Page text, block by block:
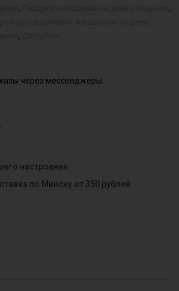
,
,
,
через мессенджеры:
настроения
по Минску от 350 рублей